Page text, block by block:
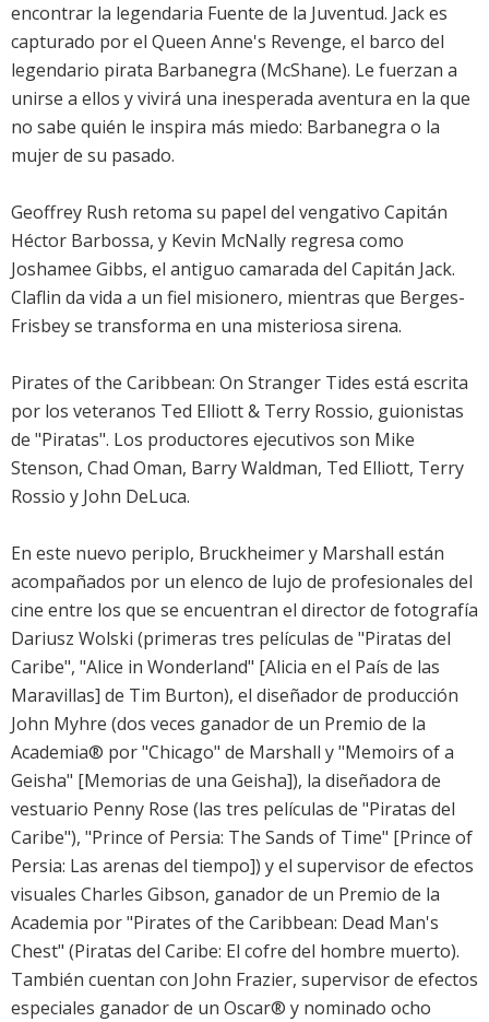
encontrar la legendaria Fuente de la Juventud. Jack es
capturado por el Queen Anne's Revenge, el barco del
legendario pirata Barbanegra (McShane). Le fuerzan a
unirse a ellos y vivirá una inesperada aventura en la que
no sabe quién le inspira más miedo: Barbanegra o la
mujer de su pasado.
Geoffrey Rush retoma su papel del vengativo Capitán
Héctor Barbossa, y Kevin McNally regresa como
Joshamee Gibbs, el antiguo camarada del Capitán Jack.
Claflin da vida a un fiel misionero, mientras que Berges-
Frisbeyse transforma en una misteriosa sirena.
Pirates of the Caribbean: On Stranger Tides está escrita
por los veteranos Ted Elliott & Terry Rossio, guionistas
de "Piratas". Los productores ejecutivos son Mike
Stenson, Chad Oman, Barry Waldman, Ted Elliott, Terry
Rossio y John DeLuca.
En este nuevo periplo, Bruckheimer y Marshall están
acompañados por un elenco de lujo de profesionales del
cine entre los que se encuentran el director de fotografía
Dariusz Wolski (primeras tres películas de "Piratas del
Caribe", "Alice in Wonderland" [Alicia en el País de las
Maravillas] de Tim Burton), el diseñador de producción
John Myhre (dos veces ganador de un Premio de la
Academia® por "Chicago" de Marshall y "Memoirs of a
Geisha" [Memorias de una Geisha]), la diseñadora de
vestuario Penny Rose (las tres películas de "Piratas del
Caribe"), "Prince of Persia: The Sands of Time" [Prince of
Persia: Las arenas del tiempo]) y el supervisor de efectos
visuales Charles Gibson, ganador de un Premio de la
Academia por "Pirates of the Caribbean: Dead Man's
Chest" (Piratas del Caribe: El cofre del hombre muerto).
También cuentan con John Frazier, supervisor de efectos
especiales ganador de un Oscar® y nominado ocho